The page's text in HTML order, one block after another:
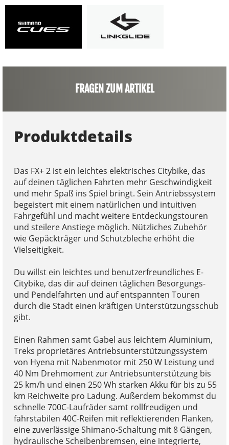
FRAGEN ZUM ARTIKEL
Produktdetails
Das FX+ 2 ist ein leichtes elektrisches Citybike, das
auf deinen täglichen Fahrten mehr Geschwindigkeit
und mehr Spaß ins Spiel bringt. Sein Antriebssystem
begeistert mit einem natürlichen und intuitiven
Fahrgefühl und macht weitere Entdeckungstouren
und steilere Anstiege möglich. Nützliches Zubehör
wie Gepäckträger und Schutzbleche erhöht die
Vielseitigkeit.
Du willst ein leichtes und benutzerfreundliches E-
Citybike, das dir auf deinen täglichen Besorgungs-
und Pendelfahrten und auf entspannten Touren
durch die Stadt einen kräftigen Unterstützungsschub
gibt.
Einen Rahmen samt Gabel aus leichtem Aluminium,
Treks proprietäres Antriebsunterstützungssystem
von Hyena mit Nabenmotor mit 250 W Leistung und
40 Nm Drehmoment zur Antriebsunterstützung bis
25 km/h und einen 250 Wh starken Akku für bis zu 55
km Reichweite pro Ladung. Außerdem bekommst du
schnelle 700C-Laufräder samt rollfreudigen und
fahrstabilen 40C-Reifen mit reflektierenden Flanken,
eine zuverlässige Shimano-Schaltung mit 8 Gängen,
hydraulische Scheibenbremsen, eine integrierte,